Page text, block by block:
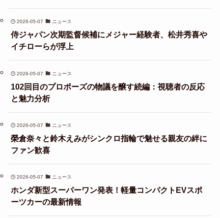
2026-05-07 ニュース
侍ジャパン次期監督候補にメジャー経験者、松井秀喜や
イチローらが浮上
2026-05-07 ニュース
102回目のプロポーズの物議を醸す続編：視聴者の反応
と魅力分析
2026-05-07 ニュース
榮倉奈々と鈴木えみがシンクロ指輪で魅せる親友の絆に
ファン歓喜
2026-05-07 ニュース
ホンダ新型スーパーワン発表！軽量コンパクトEVスポ
ーツカーの最新情報